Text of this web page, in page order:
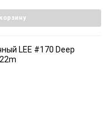
LEE #170 Deep